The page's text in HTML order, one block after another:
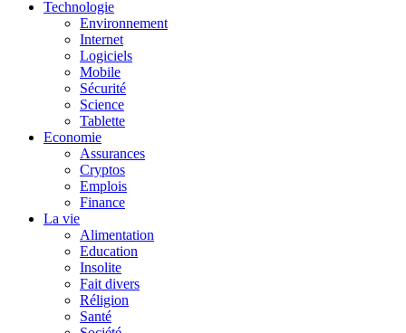
Technologie
Environnement
Internet
Logiciels
Mobile
Sécurité
Science
Tablette
Economie
Assurances
Cryptos
Emplois
Finance
La vie
Alimentation
Education
Insolite
Fait divers
Réligion
Santé